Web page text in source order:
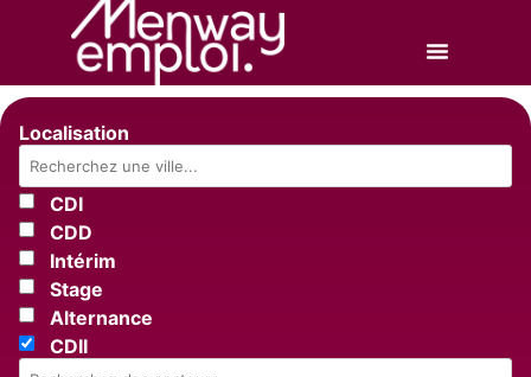
Localisation
CDI
CDD
Intérim
Stage
Alternance
CDII